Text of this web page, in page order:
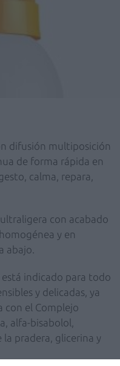
difusión multiposición
de forma rápida en
calma, repara,
con acabado
y en
abajo.
indicado para todo
y delicadas, ya
con el Complejo
alfa-bisabolol,
pradera, glicerina y